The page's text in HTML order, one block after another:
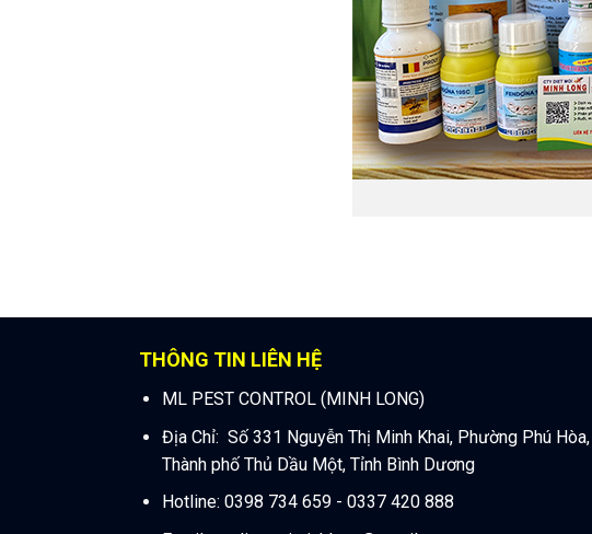
THÔNG TIN LIÊN HỆ
ML PEST CONTROL (MINH LONG)
Địa Chỉ: Số 331 Nguyễn Thị Minh Khai, Phường Phú Hòa,
Thành phố Thủ Dầu Một, Tỉnh Bình Dương
Hotline: 0398 734 659 - 0337 420 888